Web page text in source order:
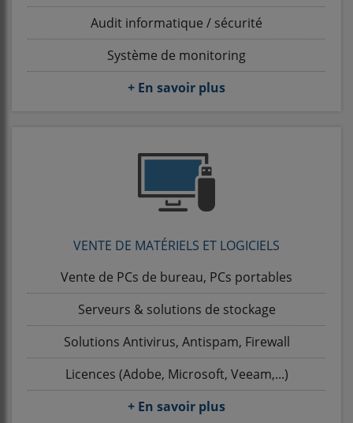
Audit informatique / sécurité
Système de monitoring
+ En savoir plus
VENTE DE MATÉRIELS ET LOGICIELS
Vente de PCs de bureau, PCs portables
Serveurs & solutions de stockage
Solutions Antivirus, Antispam, Firewall
Licences (Adobe, Microsoft, Veeam,...)
+ En savoir plus